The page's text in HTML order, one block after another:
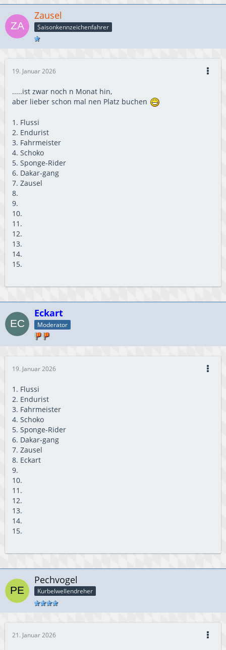
Zausel
Saisonkennzeichenfahrer
19. Januar 2026
.....ist zwar noch n Monat hin,
aber lieber schon mal nen Platz buchen
1. Flussi
2. Endurist
3. Fahrmeister
4. Schoko
5. Sponge-Rider
6. Dakar-gang
7. Zausel
8.
9.
10.
11.
12.
13.
14.
15.
Eckart
Moderator
19. Januar 2026
1. Flussi
2. Endurist
3. Fahrmeister
4. Schoko
5. Sponge-Rider
6. Dakar-gang
7. Zausel
8. Eckart
9.
10.
11.
12.
13.
14.
15.
Pechvogel
Kurbelwellendreher
21. Januar 2026